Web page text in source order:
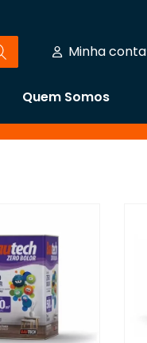
Minha conta
Quem Somos